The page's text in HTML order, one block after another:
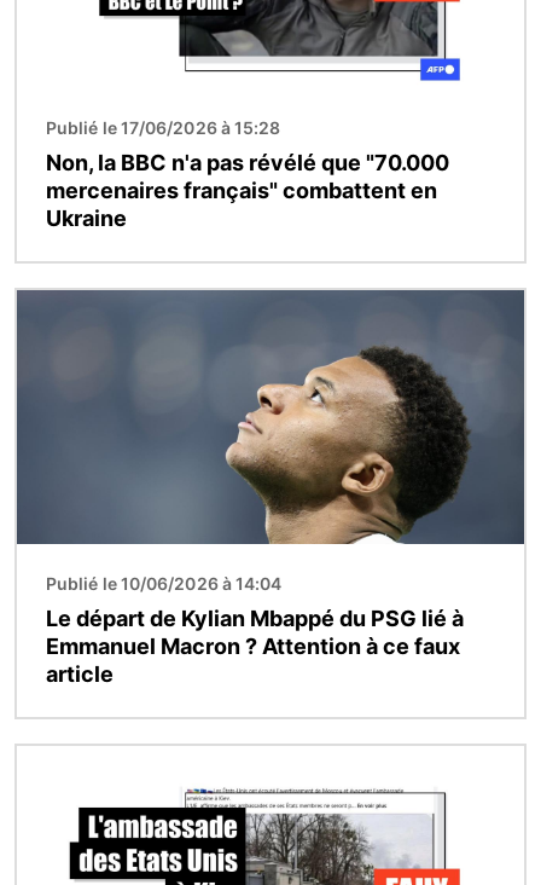
Publié le 17/06/2026 à 15:28
Non, la BBC n'a pas révélé que "70.000
mercenaires français" combattent en
Ukraine
Publié le 10/06/2026 à 14:04
Le départ de Kylian Mbappé du PSG lié à
Emmanuel Macron ? Attention à ce faux
article